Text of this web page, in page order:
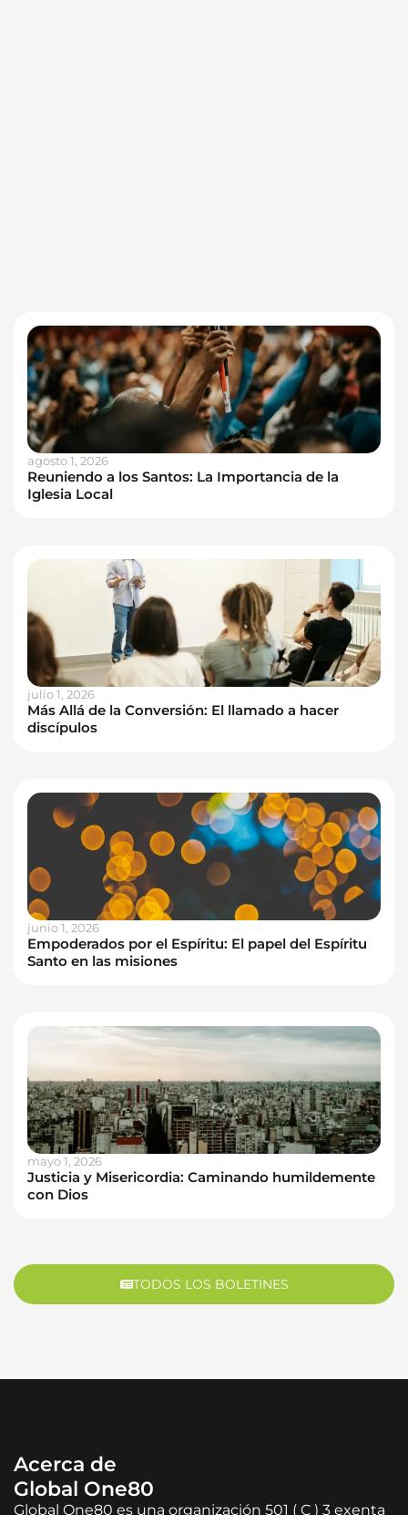
agosto 1, 2026
Reuniendo a los Santos: La Importancia de la
Iglesia Local
julio 1, 2026
Más Allá de la Conversión: El llamado a hacer
discípulos
junio 1, 2026
Empoderados por el Espíritu: El papel del Espíritu
Santo en las misiones
mayo 1, 2026
Justicia y Misericordia: Caminando humildemente
con Dios
TODOS LOS BOLETINES
Acerca de
Global One80
Global One80 es una organización 501 ( C ) 3 exenta